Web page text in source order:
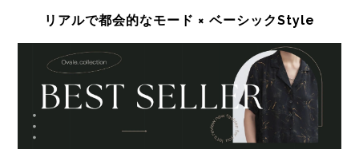
リアルで都会的なモード × ベーシックStyle